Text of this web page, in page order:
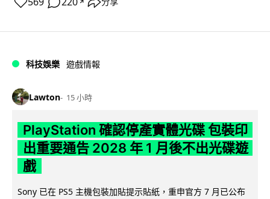
科技娛樂 遊戲情報
Lawton 15 小時
PlayStation 確認停產實體光碟 包裝印
出重要通告 2028 年 1 月後不出光碟遊
戲
Sony 已在 PS5 主機包裝加貼提示貼紙，重申官方 7 月已公布